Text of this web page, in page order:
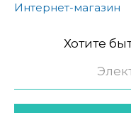
Интернет-магазин
Хотите